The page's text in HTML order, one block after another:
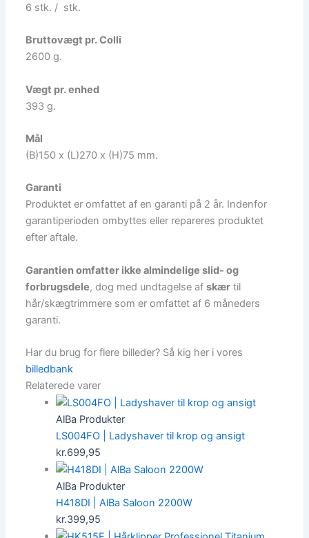
6 stk. / stk.
Bruttovægt pr. Colli
2600 g.
Vægt pr. enhed
393 g.
Mål
(B)150 x (L)270 x (H)75 mm.
Garanti
Produktet er omfattet af en garanti på 2 år. Indenfor
garantiperioden ombyttes eller repareres produktet
efter aftale.
Garantien omfatter ikke almindelige slid- og
forbrugsdele, dog med undtagelse afskær til
hår/skægtrimmere som er omfattet af 6 måneders
garanti.
Har du brug for flere billeder? Så kig her i vores
billedbank
Relaterede varer
AlBa Produkter
LS004FO | Ladyshaver til krop og ansigt
kr.699,95
AlBa Produkter
H418DI | AlBa Saloon 2200W
kr.399,95